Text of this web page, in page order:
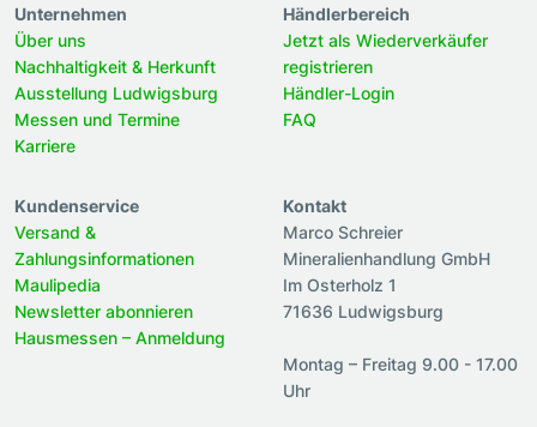
Unternehmen
Über uns
Nachhaltigkeit & Herkunft
Ausstellung Ludwigsburg
Messen und Termine
Karriere
Händlerbereich
Jetzt als Wiederverkäufer
registrieren
Händler-Login
FAQ
Kundenservice
Versand &
Zahlungsinformationen
Maulipedia
Newsletter abonnieren
Hausmessen – Anmeldung
Kontakt
Marco Schreier
Mineralienhandlung GmbH
Im Osterholz 1
71636 Ludwigsburg
Montag – Freitag 9.00 - 17.00
Uhr